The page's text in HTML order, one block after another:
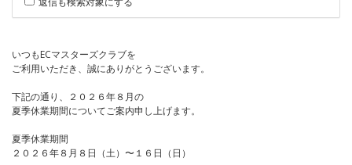
いつもECマスターズクラブを
ご利用いただき、誠にありがとうございます。
下記の通り、２０２６年８月の
夏季休業期間についてご案内申し上げます。
夏季休業期間
２０２６年８月８日（土）〜１６日（日）